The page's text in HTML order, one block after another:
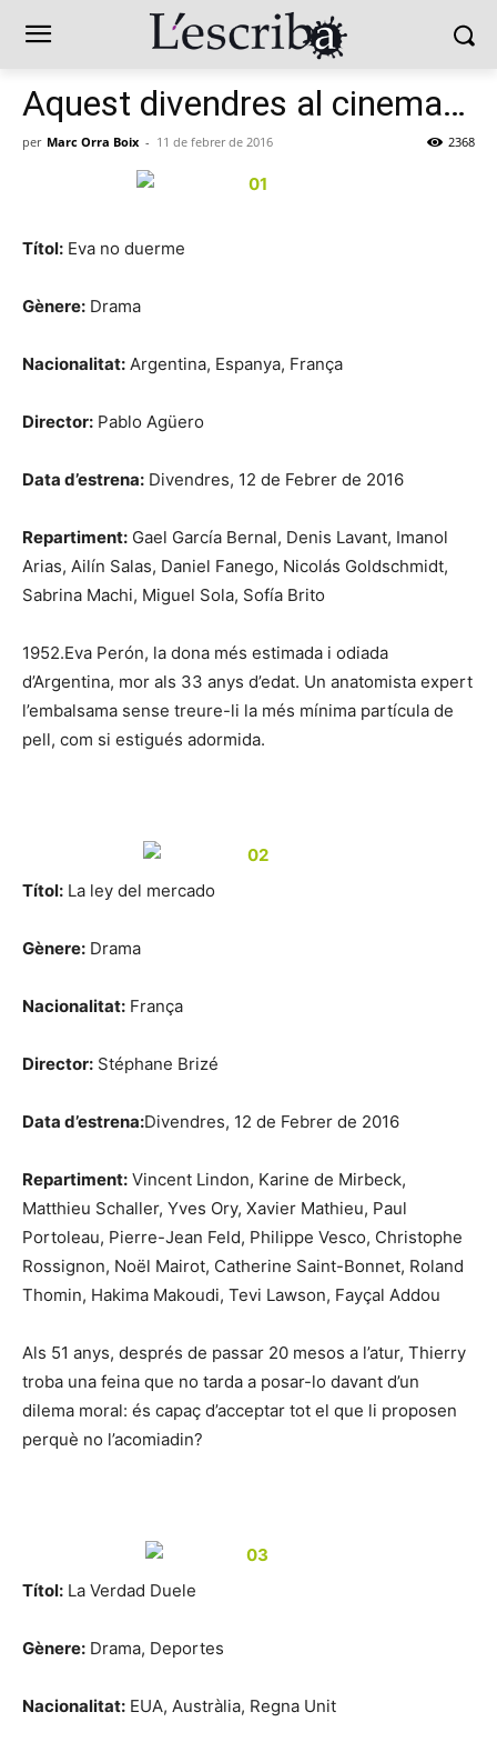
Aquest divendres al cinema…
per Marc Orra Boix - 11 de febrer de 2016 2368
Títol: Eva no duerme
Gènere: Drama
Nacionalitat: Argentina, Espanya, França
Director: Pablo Agüero
Data d’estrena: Divendres, 12 de Febrer de 2016
Repartiment: Gael García Bernal, Denis Lavant, Imanol
Arias, Ailín Salas, Daniel Fanego, Nicolás Goldschmidt,
Sabrina Machi, Miguel Sola, Sofía Brito
1952.Eva Perón, la dona més estimada i odiada
d’Argentina, mor als 33 anys d’edat. Un anatomista expert
l’embalsama sense treure-li la més mínima partícula de
pell, com si estigués adormida.
Títol: La ley del mercado
Gènere: Drama
Nacionalitat: França
Director: Stéphane Brizé
Data d’estrena:Divendres, 12 de Febrer de 2016
Repartiment: Vincent Lindon, Karine de Mirbeck,
Matthieu Schaller, Yves Ory, Xavier Mathieu, Paul
Portoleau, Pierre-Jean Feld, Philippe Vesco, Christophe
Rossignon, Noël Mairot, Catherine Saint-Bonnet, Roland
Thomin, Hakima Makoudi, Tevi Lawson, Fayçal Addou
Als 51 anys, després de passar 20 mesos a l’atur, Thierry
troba una feina que no tarda a posar-lo davant d’un
dilema moral: és capaç d’acceptar tot el que li proposen
perquè no l’acomiadin?
Títol: La Verdad Duele
Gènere: Drama, Deportes
Nacionalitat: EUA, Austràlia, Regna Unit